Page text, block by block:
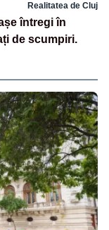
Realitatea de Cluj
întregi în
de scumpiri.